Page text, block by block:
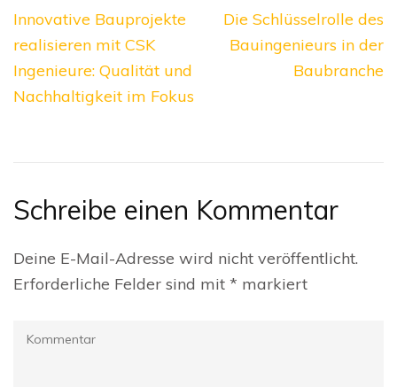
Beitragsnavigation
Innovative Bauprojekte
realisieren mit CSK
Ingenieure: Qualität und
Nachhaltigkeit im Fokus
Die Schlüsselrolle des
Bauingenieurs in der
Baubranche
Schreibe einen Kommentar
Deine E-Mail-Adresse wird nicht veröffentlicht.
Erforderliche Felder sind mit * markiert
Kommentar